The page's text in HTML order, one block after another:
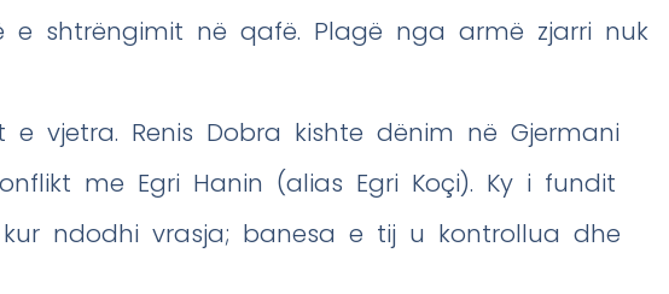
e shtrëngimit në qafë. Plagë nga armë zjarri nuk
vjetra. Renis Dobra kishte dënim në Gjermani
me Egri Hanin (alias Egri Koçi). Ky i fundit
kur ndodhi vrasja; banesa e tij u kontrollua dhe